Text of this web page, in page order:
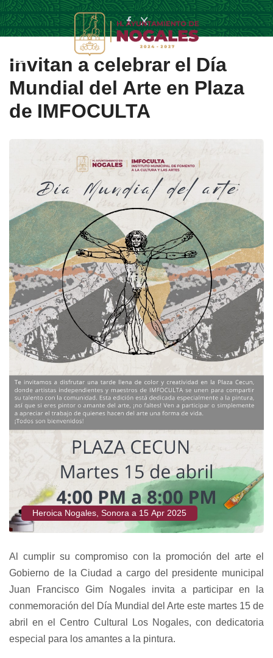
Invitan a celebrar el Día
Mundial del Arte en Plaza
de IMFOCULTA
Heroica Nogales, Sonora a 15 Apr 2025
Al cumplir su compromiso con la promoción del arte el
Gobierno de la Ciudad a cargo del presidente municipal
Juan Francisco Gim Nogales invita a participar en la
conmemoración del Día Mundial del Arte este martes 15 de
abril en el Centro Cultural Los Nogales, con dedicatoria
especial para los amantes a la pintura.